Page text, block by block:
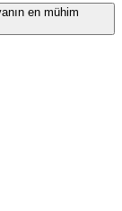
en mühim